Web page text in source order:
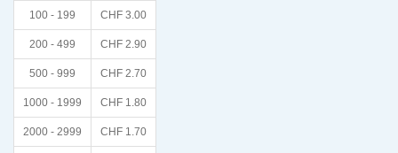
100 - 199 CHF 3.00
200 - 499 CHF 2.90
500 - 999 CHF 2.70
1000 - 1999 CHF 1.80
2000 - 2999 CHF 1.70